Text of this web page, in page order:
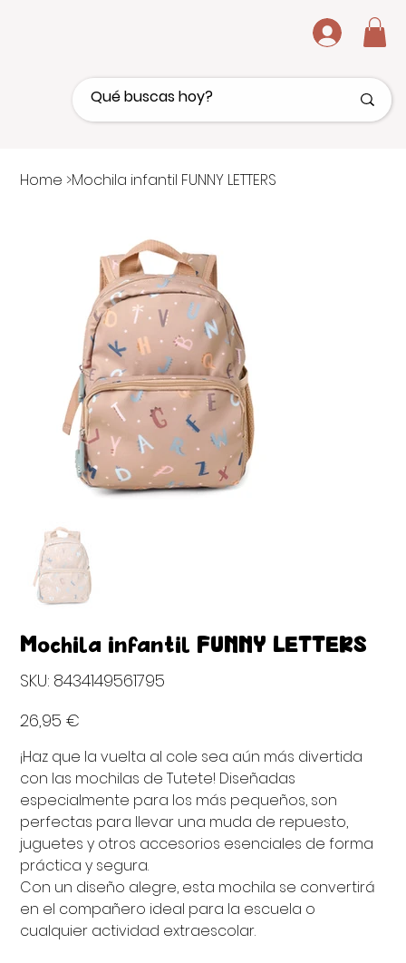
.
Home >Mochila infantil FUNNY LETTERS
Mochila infantil FUNNY LETTERS
SKU: 8434149561795
8434149561795
26,95 €
¡Haz que la vuelta al cole sea aún más divertida
con las mochilas de Tutete! Diseñadas
especialmente para los más pequeños, son
perfectas para llevar una muda de repuesto,
juguetes y otros accesorios esenciales de forma
práctica y segura.
Con un diseño alegre, esta mochila se convertirá
en el compañero ideal para la escuela o
cualquier actividad extraescolar.